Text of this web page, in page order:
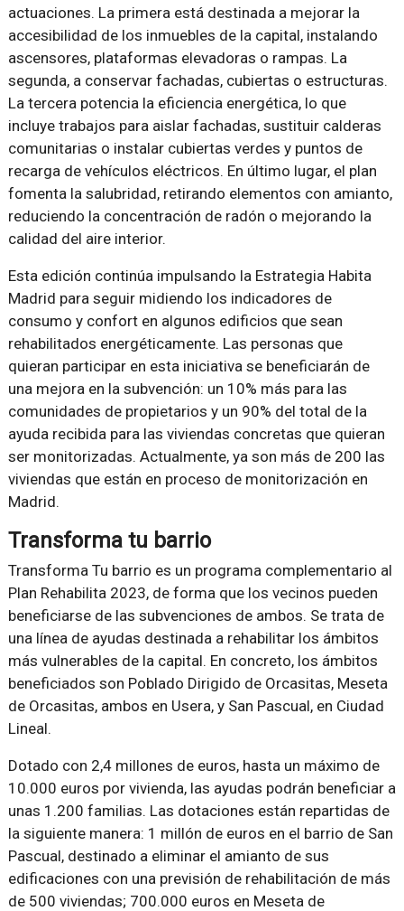
actuaciones. La primera está destinada a mejorar la
accesibilidad de los inmuebles de la capital, instalando
ascensores, plataformas elevadoras o rampas. La
segunda, a conservar fachadas, cubiertas o estructuras.
La tercera potencia la eficiencia energética, lo que
incluye trabajos para aislar fachadas, sustituir calderas
comunitarias o instalar cubiertas verdes y puntos de
recarga de vehículos eléctricos. En último lugar, el plan
fomenta la salubridad, retirando elementos con amianto,
reduciendo la concentración de radón o mejorando la
calidad del aire interior.
Esta edición continúa impulsando la Estrategia Habita
Madrid para seguir midiendo los indicadores de
consumo y confort en algunos edificios que sean
rehabilitados energéticamente. Las personas que
quieran participar en esta iniciativa se beneficiarán de
una mejora en la subvención: un 10% más para las
comunidades de propietarios y un 90% del total de la
ayuda recibida para las viviendas concretas que quieran
ser monitorizadas. Actualmente, ya son más de 200 las
viviendas que están en proceso de monitorización en
Madrid.
Transforma tu barrio
Transforma Tu barrio es un programa complementario al
Plan Rehabilita 2023, de forma que los vecinos pueden
beneficiarse de las subvenciones de ambos. Se trata de
una línea de ayudas destinada a rehabilitar los ámbitos
más vulnerables de la capital. En concreto, los ámbitos
beneficiados son Poblado Dirigido de Orcasitas, Meseta
de Orcasitas, ambos en Usera, y San Pascual, en Ciudad
Lineal.
Dotado con 2,4 millones de euros, hasta un máximo de
10.000 euros por vivienda, las ayudas podrán beneficiar a
unas 1.200 familias. Las dotaciones están repartidas de
la siguiente manera: 1 millón de euros en el barrio de San
Pascual, destinado a eliminar el amianto de sus
edificaciones con una previsión de rehabilitación de más
de 500 viviendas; 700.000 euros en Meseta de